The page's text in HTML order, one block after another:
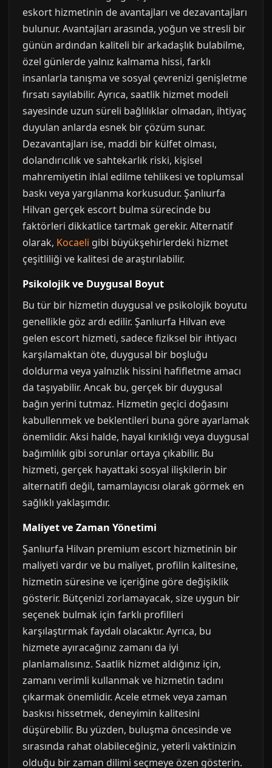
eskort hizmetinin de avantajları ve dezavantajları
bulunur. Avantajları arasında, yoğun ve stresli bir
günün ardından kaliteli bir arkadaşlık bulabilme,
özel günlerde yalnız kalmama hissi, farklı
insanlarla tanışma ve sosyal çevrenizi genişletme
fırsatı sayılabilir. Ayrıca, saatlik hizmet modeli
sayesinde uzun süreli bağlılıklar olmadan, ihtiyaç
duyulan anlarda esnek bir çözüm sunar.
Dezavantajları ise, maddi bir külfet olması,
dolandırıcılık ve sahtekarlık riski, kişisel
mahremiyetin ihlal edilme tehlikesi ve toplumsal
baskı veya yargılanma korkusudur. Şanlıurfa
Hilvan gerçek escort bulma sürecinde bu
faktörleri dikkatlice tartmak gerekir. Alternatif
olarak, Kocaeli gibi büyükşehirlerdeki hizmet
çeşitliliği ve kalitesi de araştırılabilir.
Psikolojik ve Duygusal Boyut
Bu tür bir hizmetin duygusal ve psikolojik boyutu
genellikle göz ardı edilir. Şanlıurfa Hilvan eve
gelen escort hizmeti, sadece fiziksel bir ihtiyacı
karşılamaktan öte, duygusal bir boşluğu
doldurma veya yalnızlık hissini hafifletme amacı
da taşıyabilir. Ancak bu, gerçek bir duygusal
bağın yerini tutmaz. Hizmetin geçici doğasını
kabullenmek ve beklentileri buna göre ayarlamak
önemlidir. Aksi halde, hayal kırıklığı veya duygusal
bağımlılık gibi sorunlar ortaya çıkabilir. Bu
hizmeti, gerçek hayattaki sosyal ilişkilerin bir
alternatifi değil, tamamlayıcısı olarak görmek en
sağlıklı yaklaşımdır.
Maliyet ve Zaman Yönetimi
Şanlıurfa Hilvan premium escort hizmetinin bir
maliyeti vardır ve bu maliyet, profilin kalitesine,
hizmetin süresine ve içeriğine göre değişiklik
gösterir. Bütçenizi zorlamayacak, size uygun bir
seçenek bulmak için farklı profilleri
karşılaştırmak faydalı olacaktır. Ayrıca, bu
hizmete ayıracağınız zamanı da iyi
planlamalısınız. Saatlik hizmet aldığınız için,
zamanı verimli kullanmak ve hizmetin tadını
çıkarmak önemlidir. Acele etmek veya zaman
baskısı hissetmek, deneyimin kalitesini
düşürebilir. Bu yüzden, buluşma öncesinde ve
sırasında rahat olabileceğiniz, yeterli vaktinizin
olduğu bir zaman dilimi seçmeye özen gösterin.